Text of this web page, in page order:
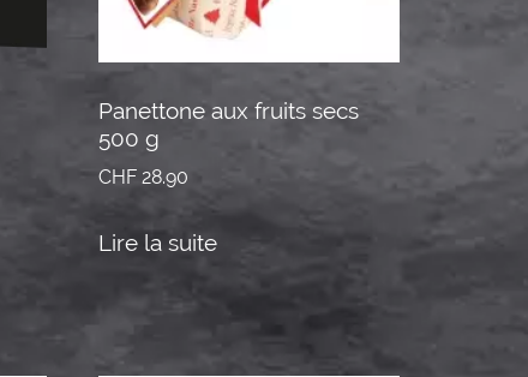
Panettone aux fruits secs
500 g
CHF 28.90
Lire la suite